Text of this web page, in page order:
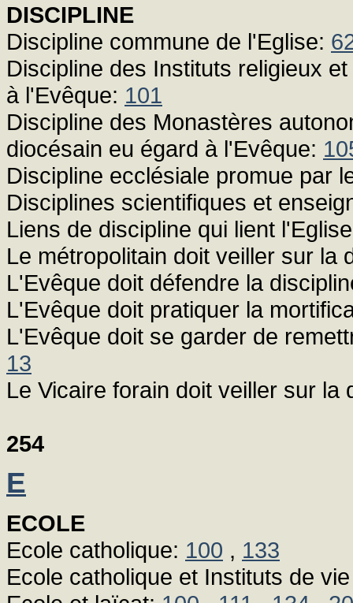
DISCIPLINE
Discipline commune de l'Eglise:
Discipline des Instituts religieux
à l'Evêque: 101
Discipline des Monastères
diocésain eu égard à l'Evêque:
Discipline ecclésiale promue par
Disciplines scientifiques et
Liens de discipline qui lient
Le métropolitain doit veiller sur la
L'Evêque doit défendre la
L'Evêque doit pratiquer la
L'Evêque doit se garder de
13
Le Vicaire forain doit veiller sur
254
E
ECOLE
Ecole catholique: 100 , 133
Ecole catholique et Instituts de